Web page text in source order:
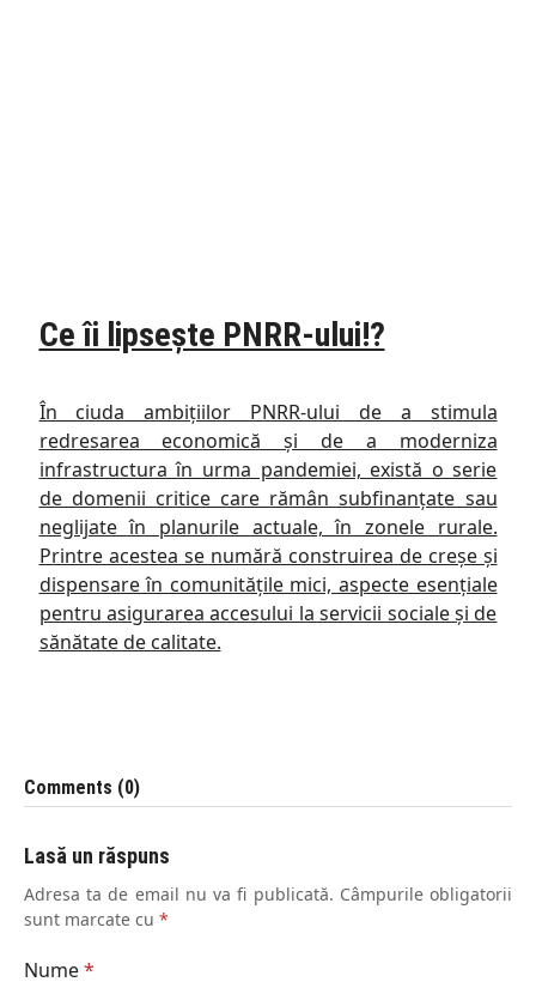
Ce îi lipsește PNRR-ului!?
În ciuda ambițiilor PNRR-ului de a stimula
redresarea economică și de a moderniza
infrastructura în urma pandemiei, există o serie
de domenii critice care rămân subfinanțate sau
neglijate în planurile actuale, în zonele rurale.
Printre acestea se numără construirea de creșe și
dispensare în comunitățile mici, aspecte esențiale
pentru asigurarea accesului la servicii sociale și de
sănătate de calitate.
Comments (0)
Lasă un răspuns
Adresa ta de email nu va fi publicată. Câmpurile obligatorii
sunt marcate cu *
Nume*